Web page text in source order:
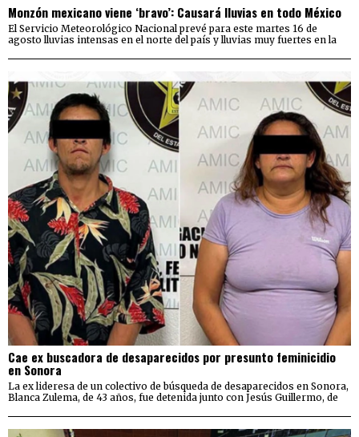
Monzón mexicano viene ‘bravo’: Causará lluvias en todo México
El Servicio Meteorológico Nacional prevé para este martes 16 de
agosto lluvias intensas en el norte del país y lluvias muy fuertes en la
Cae ex buscadora de desaparecidos por presunto feminicidio
en Sonora
La ex lideresa de un colectivo de búsqueda de desaparecidos en Sonora,
Blanca Zulema, de 43 años, fue detenida junto con Jesús Guillermo, de